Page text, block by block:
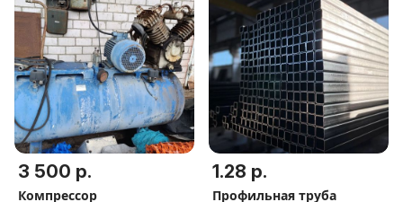
3 500 р.
Компрессор
1.28 р.
Профильная труба